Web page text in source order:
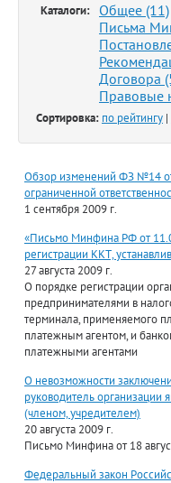
Каталоги:
Общее (11)
Письма
Договора
Правовые
Сортировка: по рейтингу |
Обзор изменений ФЗ №14
ограниченной
1 сентября 2009 г.
«Письмо Минфина РФ от
регистрации ККТ,
27 августа 2009 г.
О порядке регистрации
предпринимателями в
терминала, применяемого
платежным агентом, и
платежными агентами
О невозможности
руководитель организации
(членом, учредителем)
20 августа 2009 г.
Письмо Минфина от 18
Федеральный закон